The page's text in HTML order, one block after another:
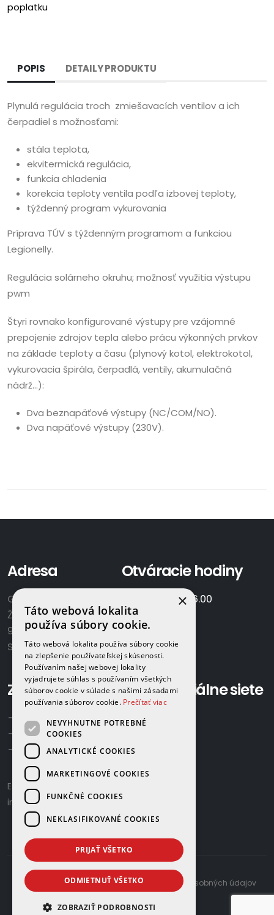
poplatku
POPIS DETAILY PRODUKTU
Plynulá regulácia troch zmiešavacích ventilov a ich
čerpadiel s možnosťami:
stála teplota,
ekvitermická regulácia,
funkcia chladenia
korekcia teploty ventila podľa izbovej teploty,
týždenný program vykurovania
Príprava TÚV s týždenným programom a funkciou
Legionelly.
Regulácia solárneho okruhu; možnosť využitia výstupu
pwm
Štyri rovnako konfigurované výstupy pre vzájomné
prepojenie zdrojov tepla alebo prácu výkonných prvkov
na základe teploty a času (plynový kotol, elektrokotol,
vykurovacia špirála, čerpadlá, ventily, akumulačná
nádrž…):
Dva beznapäťové výstupy (NC/COM/NO).
Dva napäťové výstupy (230V).
Adresa
GAMAPLYN s.r.o.
Železničná 570/8
922 02 Krakovany
Slovensko
Otváracie hodiny
7.00 - 16.00
So:
Zavolajte nám:
+421 918 524 702
+421 907 958 768
+421 948 615 083
Email us:
info@gamaplyn.sk
Sociálne siete
developed by © 2026 |Zásady ochrany osobných údajov
×
Táto webová lokalita
používa súbory cookie.
Táto webová lokalita používa súbory cookie
na zlepšenie používateľskej skúsenosti.
Používaním našej webovej lokality
vyjadrujete súhlas s používaním všetkých
súborov cookie v súlade s našimi zásadami
používania súborov cookie. Prečítať viac
NEVYHNUTNE POTREBNÉ
COOKIES
ANALYTICKÉ COOKIES
MARKETINGOVÉ COOKIES
FUNKČNÉ COOKIES
NEKLASIFIKOVANÉ COOKIES
PRIJAŤ VŠETKO
ODMIETNUŤ VŠETKO
ZOBRAZIŤ PODROBNOSTI